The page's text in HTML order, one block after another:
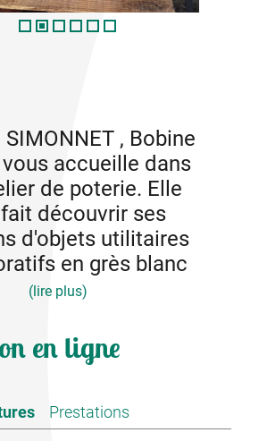
, Bobine
accueille dans
de poterie. Elle
découvrir ses
d'objets utilitaires
en grès blanc
(lire plus)
sur rendez-vous.
, amatrice de couleurs vives et
d'expression riche.
champignons, mousse,
en ligne
Prestations